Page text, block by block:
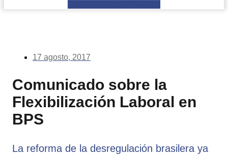
17 agosto, 2017
Comunicado sobre la
Flexibilización Laboral en
BPS
La reforma de la desregulación brasilera ya